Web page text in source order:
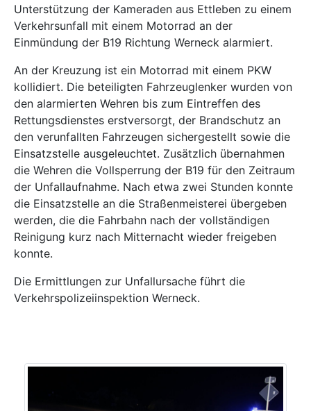
Unterstützung der Kameraden aus Ettleben zu einem
Verkehrsunfall mit einem Motorrad an der
Einmündung der B19 Richtung Werneck alarmiert.
An der Kreuzung ist ein Motorrad mit einem PKW
kollidiert. Die beteiligten Fahrzeuglenker wurden von
den alarmierten Wehren bis zum Eintreffen des
Rettungsdienstes erstversorgt, der Brandschutz an
den verunfallten Fahrzeugen sichergestellt sowie die
Einsatzstelle ausgeleuchtet. Zusätzlich übernahmen
die Wehren die Vollsperrung der B19 für den Zeitraum
der Unfallaufnahme. Nach etwa zwei Stunden konnte
die Einsatzstelle an die Straßenmeisterei übergeben
werden, die die Fahrbahn nach der vollständigen
Reinigung kurz nach Mitternacht wieder freigeben
konnte.
Die Ermittlungen zur Unfallursache führt die
Verkehrspolizeiinspektion Werneck.